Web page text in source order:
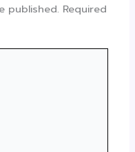
published. Required